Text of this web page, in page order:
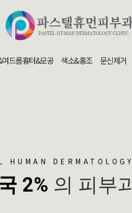
드름흉터&모공 색소&홍조 문신제거
HUMAN
2% 의 피부